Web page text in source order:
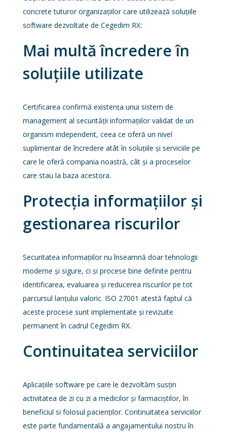
concrete tuturor organizațiilor care utilizează soluțiile
software dezvoltate de Cegedim RX:
Mai multă încredere în
soluțiile utilizate
Certificarea confirmă existența unui sistem de
management al securității informațiilor validat de un
organism independent, ceea ce oferă un nivel
suplimentar de încredere atât în soluțiile și serviciile pe
care le oferă compania noastră, cât și a proceselor
care stau la baza acestora.
Protecția informațiilor și
gestionarea riscurilor
Securitatea informațiilor nu înseamnă doar tehnologii
moderne și sigure, ci și procese bine definite pentru
identificarea, evaluarea și reducerea riscurilor pe tot
parcursul lanțului valoric. ISO 27001 atestă faptul că
aceste procese sunt implementate și revizuite
permanent în cadrul Cegedim RX.
Continuitatea serviciilor
Aplicațiile software pe care le dezvoltăm susțin
activitatea de zi cu zi a medicilor și farmaciștilor, în
beneficiul si folosul pacienților. Continuitatea serviciilor
este parte fundamentală a angajamentului nostru în